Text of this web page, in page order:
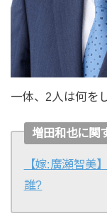
一体、2人は何を
増田和也に関
【嫁:廣瀬智美
誰?